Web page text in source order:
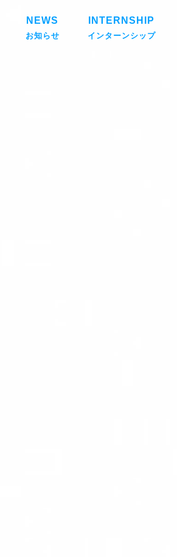
NEWS
お知らせ
INTERNSHIP
インターンシップ